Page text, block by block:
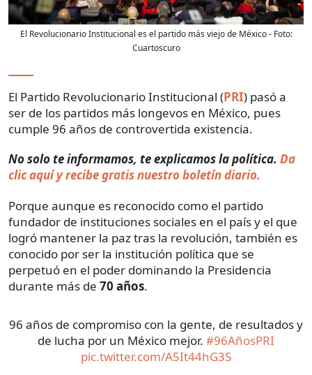
El Revolucionario Institucional es el partido más viejo de México- Foto:
Cuartoscuro
El Partido Revolucionario Institucional (PRI) pasó a
ser de los partidos más longevos en México, pues
cumple 96 años de controvertida existencia.
No solo te informamos, te explicamos la política. Da
clic aquí y recibe gratis nuestro boletín diario.
Porque aunque es reconocido como el partido
fundador de instituciones sociales en el país y el que
logró mantener la paz tras la revolución, también es
conocido por ser la institución política que se
perpetuó en el poder dominando la Presidencia
durante más de 70 años.
96 años de compromiso con la gente, de resultados y
de lucha por un México mejor. #96AñosPRI
pic.twitter.com/A5It44hG3S